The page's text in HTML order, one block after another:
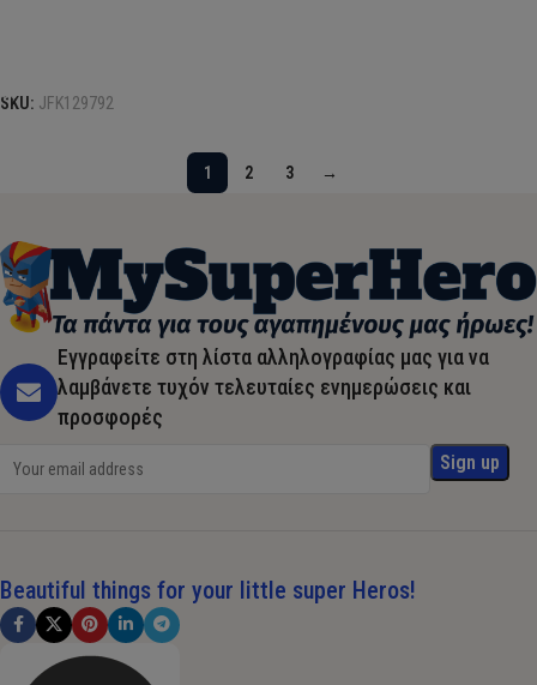
SKU: JFK129792
1 2 3 →
Εγγραφείτε στη λίστα αλληλογραφίας μας για να
λαμβάνετε τυχόν τελευταίες ενημερώσεις και
προσφορές
Beautiful things for your little super Heros!